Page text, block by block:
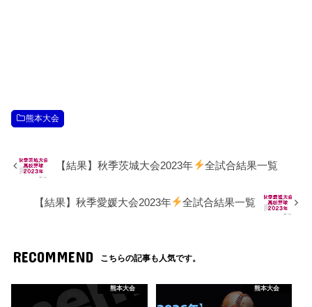
熊本大会
【結果】秋季茨城大会2023年 全試合結果一覧
【結果】秋季愛媛大会2023年 全試合結果一覧
RECOMMEND こちらの記事も人気です。
熊本大会 熊本大会